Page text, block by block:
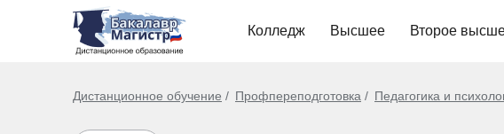
Колледж Высшее Второе
Дистанционное обучение Профпереподготовка Педагогика и